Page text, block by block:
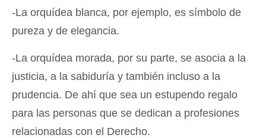
-La orquídea blanca, por ejemplo, es símbolo de
pureza y de elegancia.
-La orquídea morada, por su parte, se asocia a la
justicia, a la sabiduría y también incluso a la
prudencia. De ahí que sea un estupendo regalo
para las personas que se dedican a profesiones
relacionadas con el Derecho.